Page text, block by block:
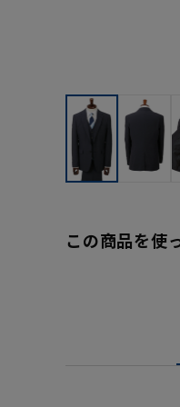
この商品を使